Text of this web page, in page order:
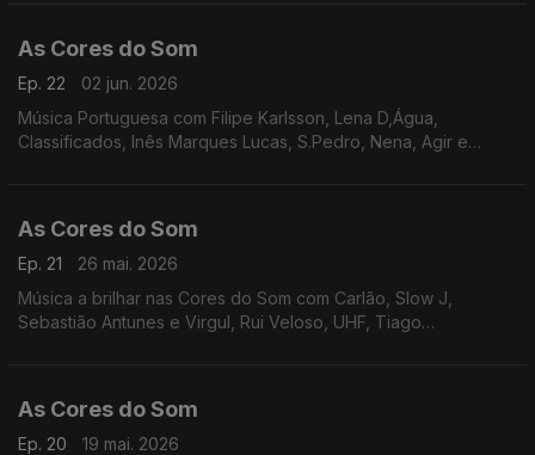
As Cores do Som
Ep. 22
02 jun. 2026
Música Portuguesa com Filipe Karlsson, Lena D,Água,
Classificados, Inês Marques Lucas, S.Pedro, Nena, Agir e
As Cores do Som
Ep. 21
26 mai. 2026
Música a brilhar nas Cores do Som com Carlão, Slow J,
Sebastião Antunes e Virgul, Rui Veloso, UHF, Tiago
As Cores do Som
Ep. 20
19 mai. 2026